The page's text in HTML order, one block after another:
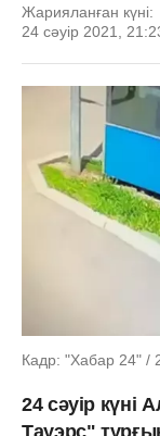
Жарияланған күні:
24 сәуір 2021,
Кадр: "Хабар 24" /
24 сәуір
Тауэрс"